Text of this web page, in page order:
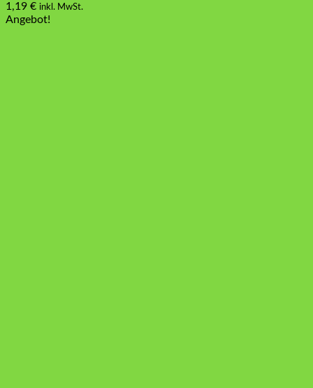
1,19 € inkl. MwSt.
Angebot!